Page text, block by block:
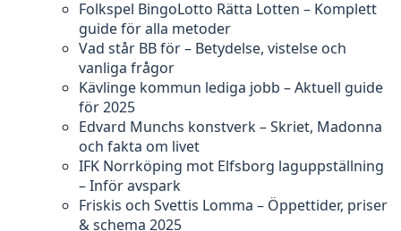
Folkspel BingoLotto Rätta Lotten – Komplett
guide för alla metoder
Vad står BB för – Betydelse, vistelse och
vanliga frågor
Kävlinge kommun lediga jobb – Aktuell guide
för 2025
Edvard Munchs konstverk – Skriet, Madonna
och fakta om livet
IFK Norrköping mot Elfsborg laguppställning
– Inför avspark
Friskis och Svettis Lomma – Öppettider, priser
& schema 2025